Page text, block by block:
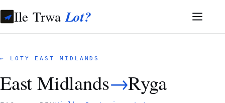
Ile TrwaLot?
← LOTY EAST MIDLANDS
East Midlands→Ryga